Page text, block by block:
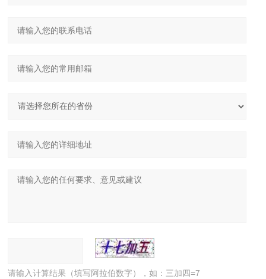
请输入计算结果（填写阿拉伯数字），如：三加四=7